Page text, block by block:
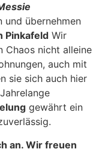
und übernehmen
Pinkafeld Wir
Chaos nicht alleine
auch mit
sie sich auch hier
gewährt ein
an. Wir freuen